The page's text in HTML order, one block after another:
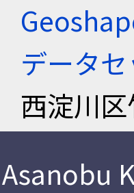
データセ
西淀川
Asanobu